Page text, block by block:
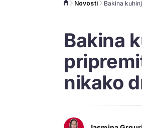
Novosti
Bakina
nikako